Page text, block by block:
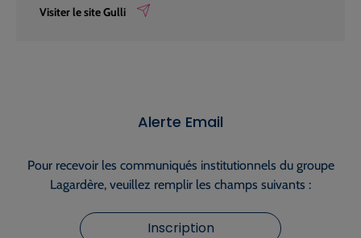
Visiter le site Gulli
Alerte Email
Pour recevoir les communiqués institutionnels du groupe
Lagardère, veuillez remplir les champs suivants :
Inscription